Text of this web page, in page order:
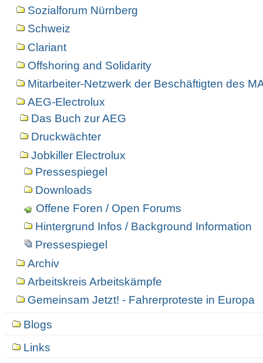
Sozialforum Nürnberg
Schweiz
Clariant
Offshoring and Solidarity
Mitarbeiter-Netzwerk der Beschäftigten des
AEG-Electrolux
Das Buch zur AEG
Druckwächter
Jobkiller Electrolux
Pressespiegel
Downloads
Offene Foren / Open Forums
Hintergrund Infos / Background Information
Pressespiegel
Archiv
Arbeitskreis Arbeitskämpfe
Gemeinsam Jetzt! - Fahrerproteste in Europa
Blogs
Links